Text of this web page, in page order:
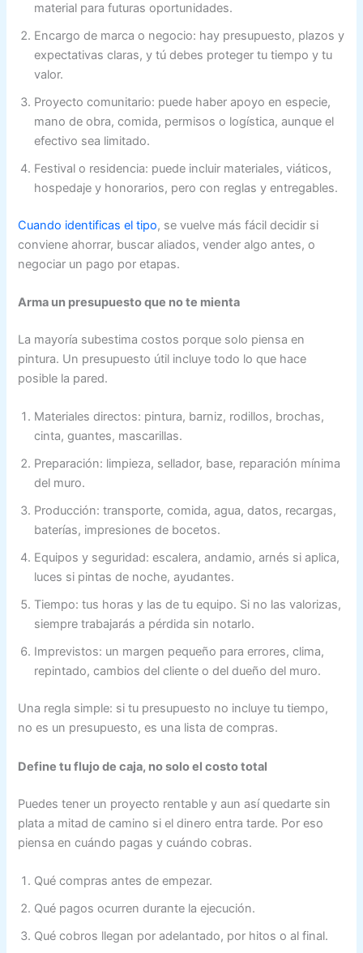
material para futuras oportunidades.
Encargo de marca o negocio: hay presupuesto, plazos y
expectativas claras, y tú debes proteger tu tiempo y tu
valor.
Proyecto comunitario: puede haber apoyo en especie,
mano de obra, comida, permisos o logística, aunque el
efectivo sea limitado.
Festival o residencia: puede incluir materiales, viáticos,
hospedaje y honorarios, pero con reglas y entregables.
Cuando identificas el tipo, se vuelve más fácil decidir si
conviene ahorrar, buscar aliados, vender algo antes, o
negociar un pago por etapas.
Arma un presupuesto que no te mienta
La mayoría subestima costos porque solo piensa en
pintura. Un presupuesto útil incluye todo lo que hace
posible la pared.
Materiales directos: pintura, barniz, rodillos, brochas,
cinta, guantes, mascarillas.
Preparación: limpieza, sellador, base, reparación mínima
del muro.
Producción: transporte, comida, agua, datos, recargas,
baterías, impresiones de bocetos.
Equipos y seguridad: escalera, andamio, arnés si aplica,
luces si pintas de noche, ayudantes.
Tiempo: tus horas y las de tu equipo. Si no las valorizas,
siempre trabajarás a pérdida sin notarlo.
Imprevistos: un margen pequeño para errores, clima,
repintado, cambios del cliente o del dueño del muro.
Una regla simple: si tu presupuesto no incluye tu tiempo,
no es un presupuesto, es una lista de compras.
Define tu flujo de caja, no solo el costo total
Puedes tener un proyecto rentable y aun así quedarte sin
plata a mitad de camino si el dinero entra tarde. Por eso
piensa en cuándo pagas y cuándo cobras.
Qué compras antes de empezar.
Qué pagos ocurren durante la ejecución.
Qué cobros llegan por adelantado, por hitos o al final.